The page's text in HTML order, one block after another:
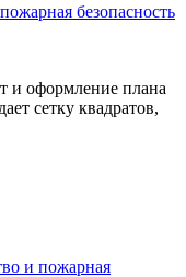
безопасность
и оформление плана
сетку квадратов,
и пожарная